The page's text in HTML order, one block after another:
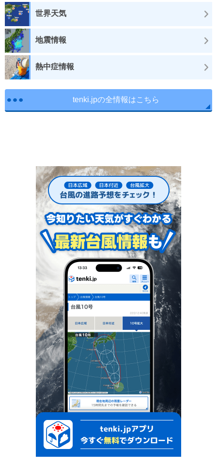
世界天気
地震情報
熱中症情報
tenki.jpの全情報はこちら